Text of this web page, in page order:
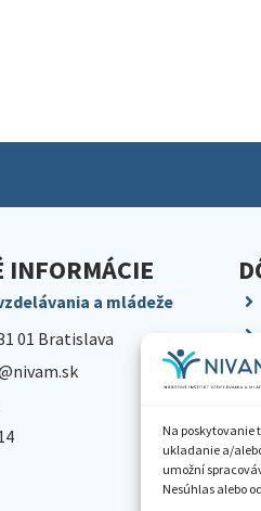
Na poskytovanie
ukladanie a/
umožní
Nesúhlas alebo
INFORMÁCIE
a mládeže
01 Bratislava